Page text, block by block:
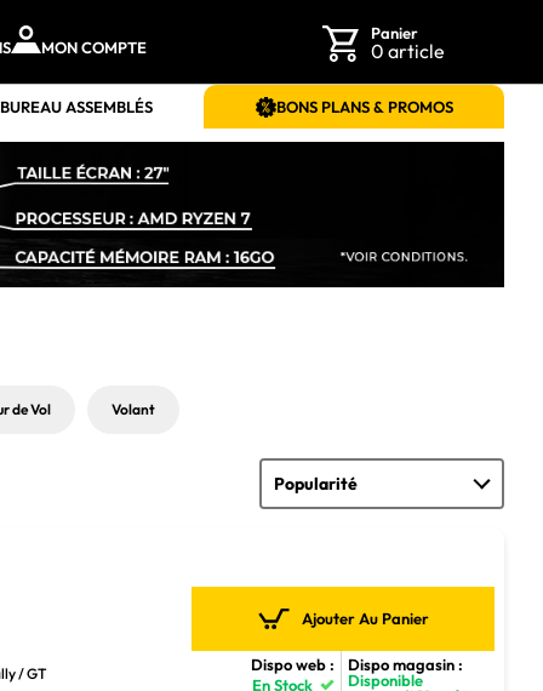
MON COMPTE
Panier
0 article
ASSEMBLÉS BONS PLANS & PROMOS
de Vol Volant
/ GT
Ajouter Au Panier
Dispo web :
En Stock
Dispo magasin :
Disponible